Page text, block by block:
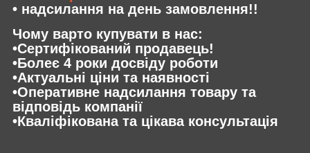
• надсилання на день замовлення!!
Чому варто купувати в нас:
•Сертифікований продавець!
•Болеє 4 роки досвіду роботи
•Актуальні ціни та наявності
•Оперативне надсилання товару та
відповідь компанії
•Кваліфікована та цікава консультація